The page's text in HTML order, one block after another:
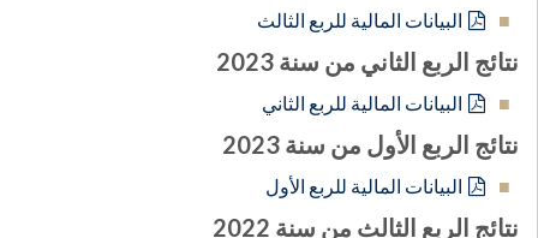
البيانات المالية للربع الثالث
نتائج الربع الثاني من سنة 2023
البيانات المالية للربع الثاني
نتائج الربع الأول من سنة 2023
البيانات المالية للربع الأول
نتائج الربع الثالث من سنة 2022